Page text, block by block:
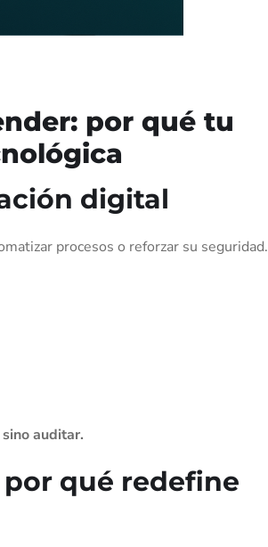
por qué tu
digital
procesos o reforzar su seguridad.
auditar.
qué redefine